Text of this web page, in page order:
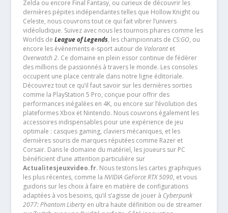
Zelda ou encore Final Fantasy, ou curieux de découvrir les
dernières pépites indépendantes telles que Hollow Knight ou
Celeste, nous couvrons tout ce qui fait vibrer l’univers
vidéoludique. Suivez avec nous les tournois phares comme les
Worlds de League of Legends, les championnats de CS:GO, ou
encore les événements e-sport autour de Valorantet
Overwatch 2. Ce domaine en plein essor continue de fédérer
des millions de passionnés à travers le monde. Les consoles
occupent une place centrale dans notre ligne éditoriale.
Découvrez tout ce qu’il faut savoir sur les dernières sorties
comme la PlayStation 5 Pro, conçue pour offrir des
performances inégalées en 4K, ou encore sur l’évolution des
plateformes Xbox et Nintendo. Nous couvrons également les
accessoires indispensables pour une expérience de jeu
optimale : casques gaming, claviers mécaniques, et les
dernières souris de marques réputées comme Razer et
Corsair. Dans le domaine du matériel, les joueurs sur PC
bénéficient d’une attention particulière sur
Actualitesjeuxvideo.fr. Nous testons les cartes graphiques
les plus récentes, comme la NVIDIA GeForce RTX 5090, et vous
guidons sur les choix à faire en matière de configurations
adaptées à vos besoins, qu’il s’agisse de jouer à Cyberpunk
2077: Phantom Libertyen ultra haute définition ou de streamer